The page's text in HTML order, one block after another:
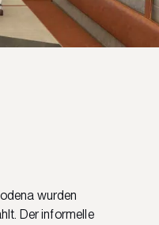
wurden
Der informelle